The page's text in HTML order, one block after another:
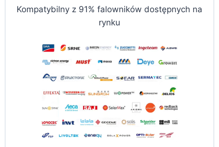
Kompatybilny z 91% falowników dostępnych na
rynku